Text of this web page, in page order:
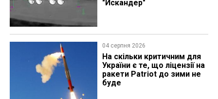
"Искандер"
04 серпня 2026
На скільки критичним для
України є те, що ліцензії на
ракети Patriot до зими не
буде